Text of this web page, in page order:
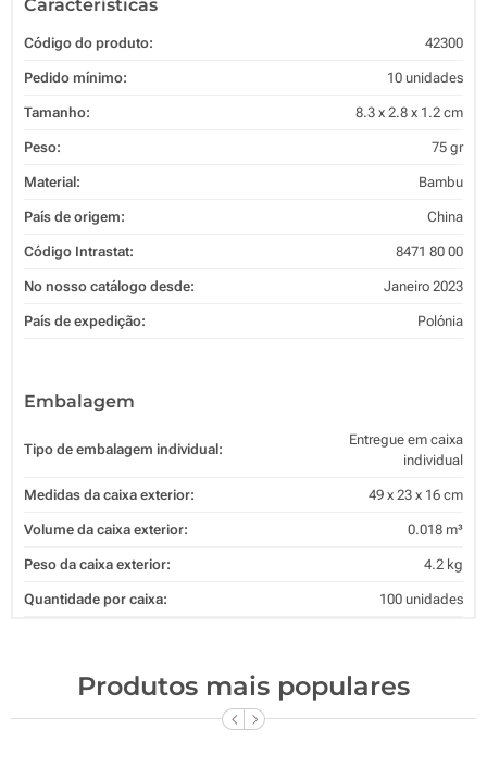
Características
Código do produto: 42300
Pedido mínimo: 10 unidades
Tamanho: 8.3 x 2.8 x 1.2 cm
Peso: 75 gr
Material: Bambu
País de origem: China
Código Intrastat: 8471 80 00
No nosso catálogo desde: Janeiro 2023
País de expedição: Polónia
Embalagem
Tipo de embalagem individual:
Entregue em caixa
individual
Medidas da caixa exterior: 49 x 23 x 16 cm
Volume da caixa exterior: 0.018 m³
Peso da caixa exterior: 4.2 kg
Quantidade por caixa: 100 unidades
Produtos mais populares